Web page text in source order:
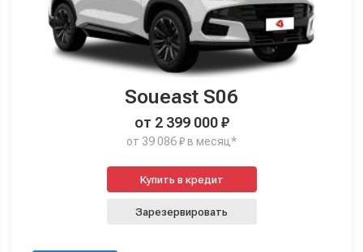
Soueast S06
от 2 399 000 ₽
от 39 086 ₽ в месяц*
Купить в кредит
Зарезервировать